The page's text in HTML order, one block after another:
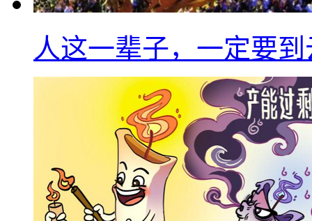
人这一辈子，一定要